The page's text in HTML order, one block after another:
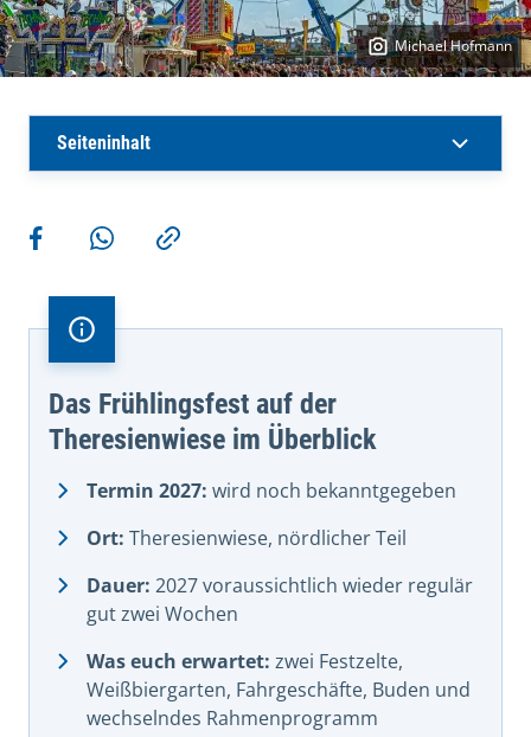
Michael Hofmann
Seiteninhalt
Weitere Aktionen
Teilen auf Facebook
Teilen via WhatsApp
Kopieren
Das Frühlingsfest auf der
Theresienwiese im Überblick
Termin 2027: wird noch bekanntgegeben
Ort: Theresienwiese, nördlicher Teil
Dauer: 2027 voraussichtlich wieder regulär
gut zwei Wochen
Was euch erwartet: zwei Festzelte,
Weißbiergarten, Fahrgeschäfte, Buden und
wechselndes Rahmenprogramm